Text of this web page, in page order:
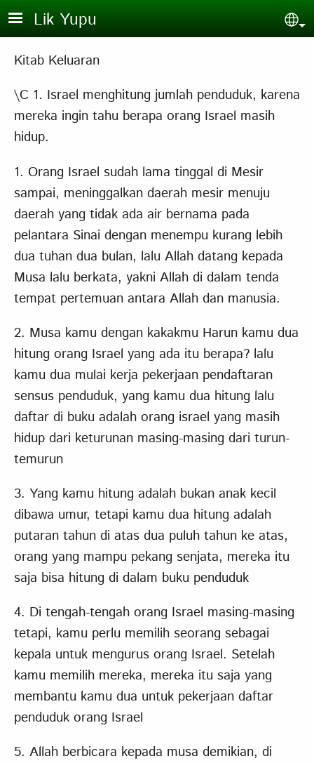
Skip to main content
Lik Yupu
Kitab Keluaran
\C 1. Israel menghitung jumlah penduduk, karena
mereka ingin tahu berapa orang Israel masih
hidup.
1. Orang Israel sudah lama tinggal di Mesir
sampai, meninggalkan daerah mesir menuju
daerah yang tidak ada air bernama pada
pelantara Sinai dengan menempu kurang lebih
dua tuhan dua bulan, lalu Allah datang kepada
Musa lalu berkata, yakni Allah di dalam tenda
tempat pertemuan antara Allah dan manusia.
2. Musa kamu dengan kakakmu Harun kamu dua
hitung orang Israel yang ada itu berapa? lalu
kamu dua mulai kerja pekerjaan pendaftaran
sensus penduduk, yang kamu dua hitung lalu
daftar di buku adalah orang israel yang masih
hidup dari keturunan masing-masing dari turun-
temurun
3. Yang kamu hitung adalah bukan anak kecil
dibawa umur, tetapi kamu dua hitung adalah
putaran tahun di atas dua puluh tahun ke atas,
orang yang mampu pekang senjata, mereka itu
saja bisa hitung di dalam buku penduduk
4. Di tengah-tengah orang Israel masing-masing
tetapi, kamu perlu memilih seorang sebagai
kepala untuk mengurus orang Israel. Setelah
kamu memilih mereka, mereka itu saja yang
membantu kamu dua untuk pekerjaan daftar
penduduk orang Israel
5. Allah berbicara kepada musa demikian, di